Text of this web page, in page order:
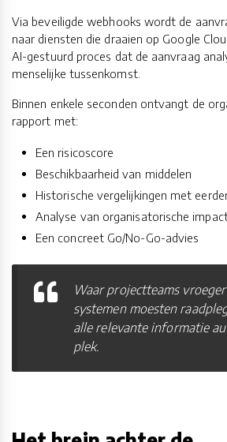
Via beveiligde webhooks wordt de
naar diensten die draaien op Google
AI-gestuurd proces dat de aanvraag
menselijke tussenkomst.
Binnen enkele seconden ontvangt de
rapport met:
Een risicoscore
Beschikbaarheid van middelen
Historische vergelijkingen met
Analyse van organisatorische
Een concreet Go/No-Go-advies
Waar projectteams
systemen moesten
alle relevante informatie
plek.